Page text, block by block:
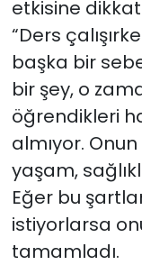
etkisine
“Ders
başka bir
bir şey, o
öğrendikleri
almıyor.
yaşam,
Eğer bu
istiyorlarsa
tamamladı.